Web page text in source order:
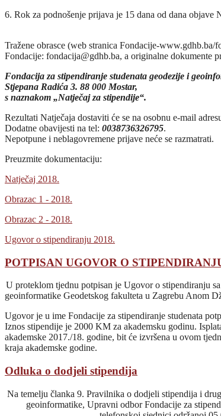
6. Rok za podnošenje prijava je 15 dana od dana objave
Tražene obrasce (web stranica Fondacije-www.gdhb.ba/
Fondacije:
, a originalne dokumente
Fondacija za stipendiranje studenata geodezije i
Stjepana Radića 3. 88 000 Mostar,
s naznakom „Natječaj za stipendije“.
Rezultati Natječaja dostaviti će se na osobnu e-mail
Dodatne obavijesti na tel: 0038736326795.
Nepotpune i neblagovremene prijave neće se razmatrati.
Preuzmite dokumentaciju:
Natječaj 2018.
Obrazac 1 - 2018.
Obrazac 2 - 2018.
Ugovor o stipendiranju 2018.
POTPISAN UGOVOR O
U proteklom tjednu potpisan je Ugovor o stipendiranju
geoinformatike Geodetskog fakulteta u Zagrebu Anom
Ugovor je u ime Fondacije za stipendiranje studenata
Iznos stipendije je 2000 KM za akademsku godinu.
akademske 2017./18. godine, bit će izvršena u ovom
kraja akademske godine.
Odluka o dodjeli stipendija
Na temelju članka 9. Pravilnika o dodjeli stipendija i
geoinformatike, Upravni odbor Fondacije za